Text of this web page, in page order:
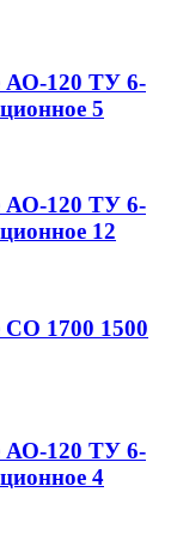
АО-120 ТУ 6-
5
АО-120 ТУ 6-
12
СО 1700 1500
АО-120 ТУ 6-
4